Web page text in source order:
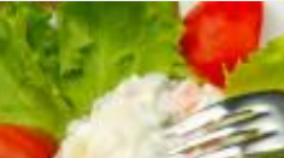
od višanja